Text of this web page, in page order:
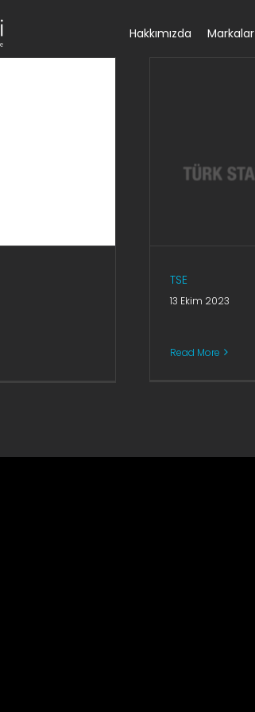
Hakkımızda Markalar
TSE
13 Ekim 2023
Read More